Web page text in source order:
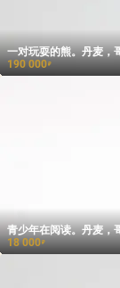
一对玩耍的熊。丹麦，
190 000₽
青少年在阅读。丹麦，
18 000₽